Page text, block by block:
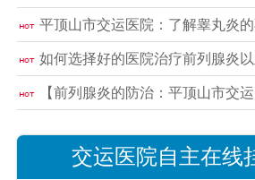
平顶山市交运医院：了解睾丸炎
如何选择好的医院治疗前列腺炎
【前列腺炎的防治：平顶山市交
交运医院自主在线